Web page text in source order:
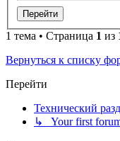
1 тема • Страница 1 из
Вернуться к списку
Перейти
Технический
↳ Your first